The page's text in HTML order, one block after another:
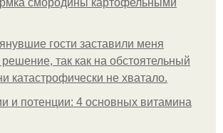
гости заставили меня
так как на обстоятельный
катастрофически не хватало.
и потенции: 4 основных витамина